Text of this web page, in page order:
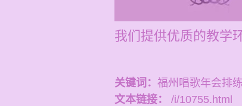
我们提供优质的教学
关键词： 福州唱歌年会排
文本链接：
/i/10755.html